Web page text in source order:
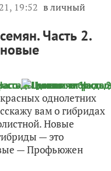
19:52 в личный
Часть 2.
однолетних
вам о гибридах
Новые
— это
— Профьюжен